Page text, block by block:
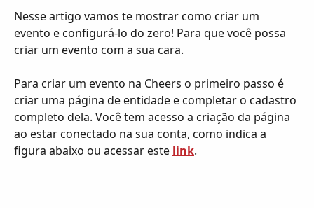
Nesse artigo vamos te mostrar como criar um
evento e configurá-lo do zero! Para que você possa
criar um evento com a sua cara.
Para criar um evento na Cheers o primeiro passo é
criar uma página de entidade e completar o cadastro
completo dela. Você tem acesso a criação da página
ao estar conectado na sua conta, como indica a
figura abaixo ou acessar este link.